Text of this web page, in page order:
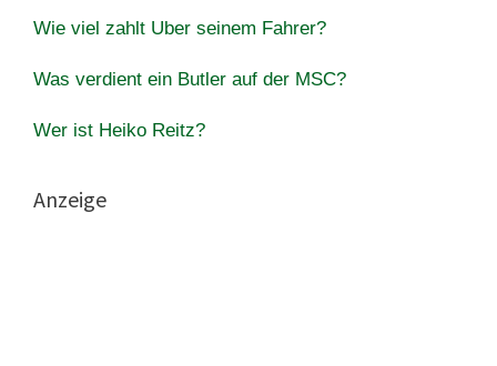
Wie viel zahlt Uber seinem Fahrer?
Was verdient ein Butler auf der MSC?
Wer ist Heiko Reitz?
Anzeige